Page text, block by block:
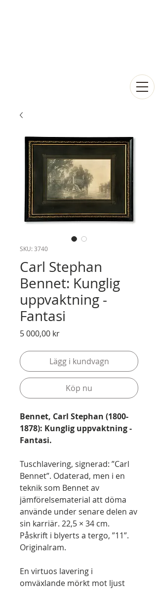
SKU: 3740
Carl Stephan
Bennet: Kunglig
uppvaktning -
Fantasi
5 000,00 krPris
Lägg i kundvagn
Köp nu
Bennet, Carl Stephan (1800-
1878): Kunglig uppvaktning -
Fantasi.
Tuschlavering, signerad: ”Carl
Bennet”. Odaterad, men i en
teknik som Bennet av
jämförelsematerial att döma
använde under senare delen av
sin karriär. 22,5 × 34 cm.
Påskrift i blyerts a tergo, ”11”.
Originalram.
En virtuos lavering i
omväxlande mörkt mot ljust